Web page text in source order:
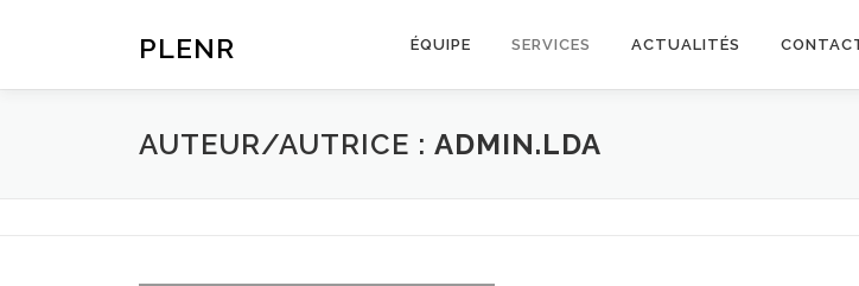
PLENR ÉQUIPE SERVICES ACTUALITÉS
AUTEUR/AUTRICE : ADMIN.LDA